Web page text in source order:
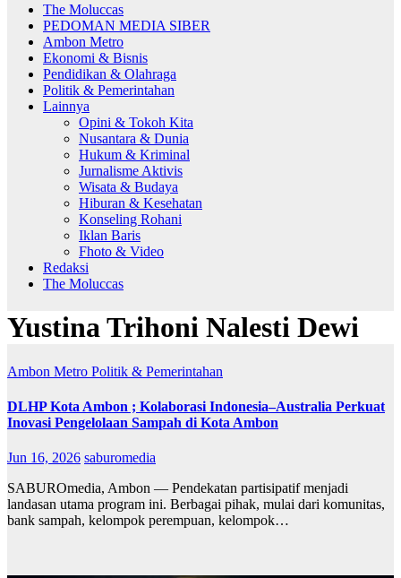
The Moluccas
PEDOMAN MEDIA SIBER
Ambon Metro
Ekonomi & Bisnis
Pendidikan & Olahraga
Politik & Pemerintahan
Lainnya
Opini & Tokoh Kita
Nusantara & Dunia
Hukum & Kriminal
Jurnalisme Aktivis
Wisata & Budaya
Hiburan & Kesehatan
Konseling Rohani
Iklan Baris
Fhoto & Video
Redaksi
The Moluccas
Yustina Trihoni Nalesti Dewi
Ambon Metro Politik & Pemerintahan
DLHP Kota Ambon ; Kolaborasi Indonesia–Australia Perkuat
Inovasi Pengelolaan Sampah di Kota Ambon
Jun 16, 2026 saburomedia
SABUROmedia, Ambon — Pendekatan partisipatif menjadi
landasan utama program ini. Berbagai pihak, mulai dari komunitas,
bank sampah, kelompok perempuan, kelompok…